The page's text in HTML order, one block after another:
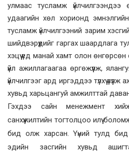
улмаас тусламж үйлчилгээндээ
удаагийн хөл хорионд
тусламж үйлчилгээний зарим
шийдвэрүүдийг гаргах шаардлага
хэцүү үед манай хамт олон
үйл ажиллагаагаа өргөжүүлж,
үйлчилгээг ард иргэддээ түлхүү үзүүлж
хувьд харьцангуй амжилттай
Гэхдээ сайн менежмент хийж
санхүүжилтийн тогтолцоо илүү
бид олж харсан. Үүний тулд бид
эдийн засгийн хувьд